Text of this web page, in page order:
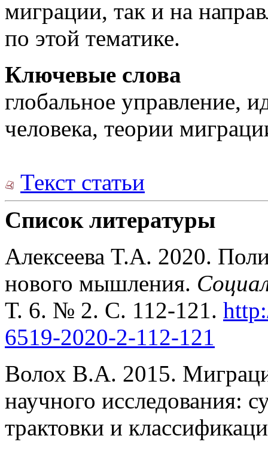
миграции, так и на
по этой тематике.
Ключевые слова
глобальное управление,
человека, теории
Текст статьи
Список литературы
Алексеева T.A. 2020.
нового мышления.
Т. 6. № 2. С. 112-121.
6519-2020-2-112-121
Волох В.А. 2015.
научного исследования:
трактовки и